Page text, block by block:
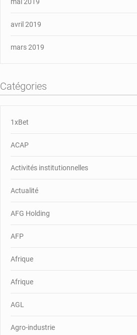
avril 2019
mars 2019
Catégories
1xBet
ACAP
Activités institutionnelles
Actualité
AFG Holding
AFP
Afrique
Afrique
AGL
Agro-industrie